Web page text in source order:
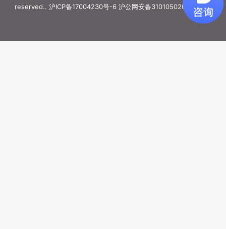
reserved.. 沪ICP备17004230号-6沪公网安备31010502006887号